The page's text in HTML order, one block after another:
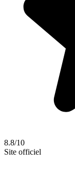
8.8/10
Site officiel